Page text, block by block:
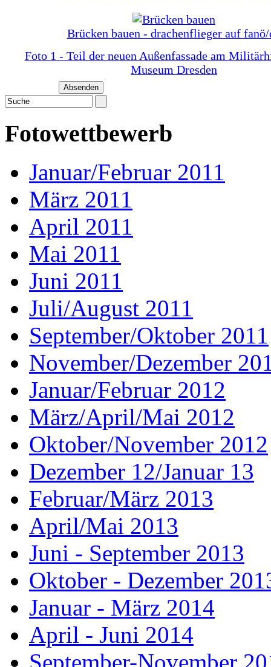
Brücken bauen - drachenflieger auf
Foto 1 - Teil der neuen Außenfassade am
Museum Dresden
Fotowettbewerb
Januar/Februar 2011
März 2011
April 2011
Mai 2011
Juni 2011
Juli/August 2011
September/Oktober 2011
November/Dezember
Januar/Februar 2012
März/April/Mai 2012
Oktober/November 2012
Dezember 12/Januar 13
Februar/März 2013
April/Mai 2013
Juni - September 2013
Oktober - Dezember
Januar - März 2014
April - Juni 2014